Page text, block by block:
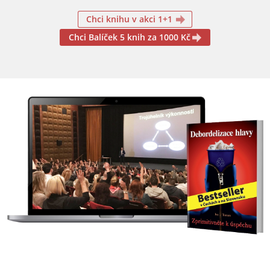
Chci knihu v akci 1+1
Chci Balíček 5 knih za 1000 Kč